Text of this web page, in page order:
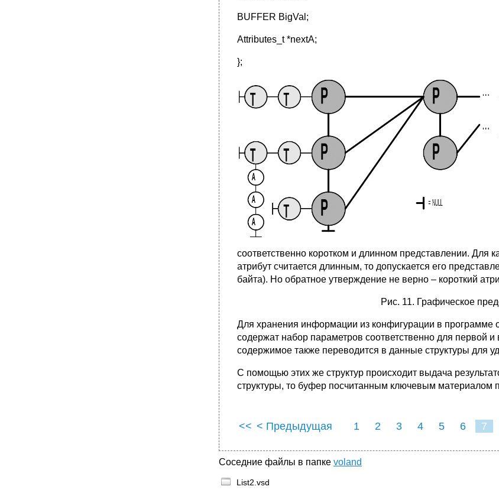
BUFFER BigVal;
Attributes_t *nextA;
};
соответственно коротком и длинном представлении. Для
атрибут считается длинным, то допускается его
байта). Но обратное утверждение не верно – короткий
Рис. 11. Графическое
Для хранения информации из конфигурации в программе
содержат набор параметров соответственно для первой
содержимое также переводится в данные структуры для
С помощью этих же структур происходит выдача
структуры, то буфер посчитанным ключевым материалом
<< < Предыдущая 1 2 3 4 5 6 7
Соседние файлы в папке voland
List2.vsd